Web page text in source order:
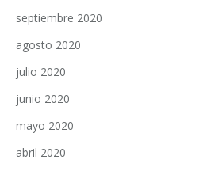
septiembre 2020
agosto 2020
julio 2020
junio 2020
mayo 2020
abril 2020